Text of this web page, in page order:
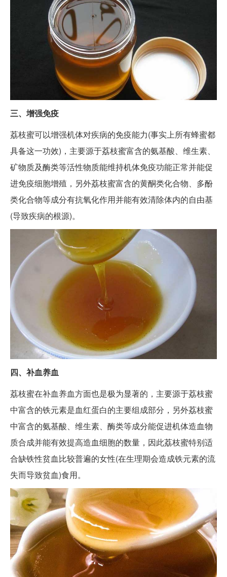
三、增强免疫
荔枝蜜可以增强机体对疾病的免疫能力(事实上所有蜂蜜都
具备这一功效)，主要源于荔枝蜜富含的氨基酸、维生素、
矿物质及酶类等活性物质能维持机体免疫功能正常并能促
进免疫细胞增殖，另外荔枝蜜富含的黄酮类化合物、多酚
类化合物等成分有抗氧化作用并能有效清除体内的自由基
(导致疾病的根源)。
四、补血养血
荔枝蜜在补血养血方面也是极为显著的，主要源于荔枝蜜
中富含的铁元素是血红蛋白的主要组成部分，另外荔枝蜜
中富含的氨基酸、维生素、酶类等成分能促进机体造血物
质合成并能有效提高造血细胞的数量，因此荔枝蜜特别适
合缺铁性贫血比较普遍的女性(在生理期会造成铁元素的流
失而导致贫血)食用。